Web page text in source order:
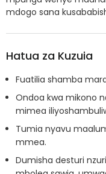
mdogo sana
Hatua za Kuzuia
Fuatilia shamba
Ondoa kwa mikono
mimea
Tumia nyavu
mmea.
Dumisha desturi